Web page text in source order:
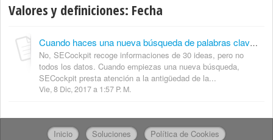
Valores y definiciones: Fecha
Cuando haces una nueva búsqueda de palabras clave en SECockpit, aparecen palabras con una fecha anterior y otras una fecha más reciente. ¿No deberían todas mostrar una fecha más reciente?
No, SECockpit recoge informaciones de 30 ideas, pero no
todos los datos. Cuando empiezas una nueva búsqueda,
SECockpit presta atención a la antigüedad de la...
Vie, 8 Dic, 2017 a 1:57 P. M.
Inicio Soluciones Política de Cookies